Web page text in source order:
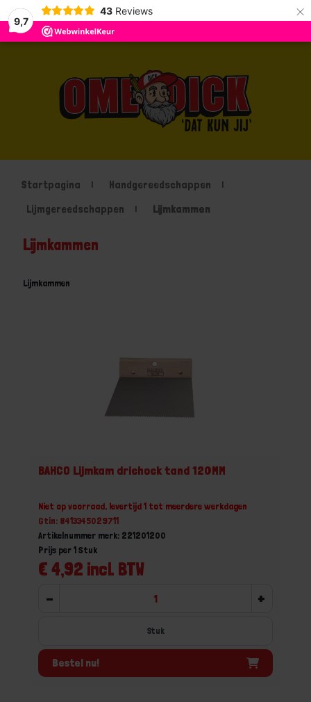
9,7
43 Reviews ×
Startpagina
Handgereedschappen
Lijmgereedschappen
Lijmkammen
Lijmkammen
Lijmkammen
BAHCO Lijmkam driehoek tand 120MM
Niet op voorraad, levertijd 1 tot meerdere werkdagen
Gtin: 8413345029711
Artikelnummer merk: 221201200
€ 4,92 incl. BTW
Prijs per 1 Stuk
- +
Stuk
Bestel nu!